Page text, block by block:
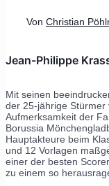
Von Christian
Jean-Philippe
Mit seinen
der 25-jährige Stürmer
Aufmerksamkeit der
Borussia
Hauptakteure beim
und 12 Vorlagen
einer der besten
zu einem so